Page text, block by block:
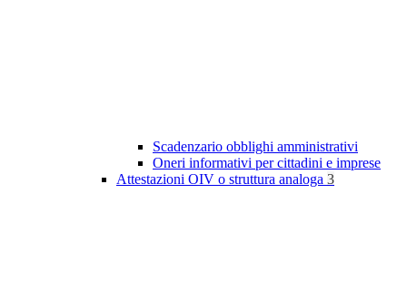
Scadenzario obblighi amministrativi
Oneri informativi per cittadini e imprese
Attestazioni OIV o struttura analoga 3